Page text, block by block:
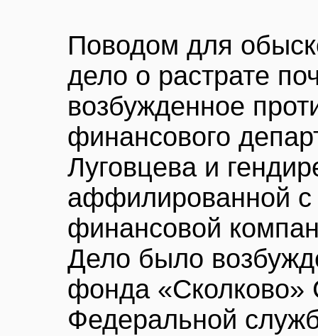
Поводом для
дело о растрате
возбужденное
финансового
Луговцева и
аффилированной
финансовой
Дело было
фонда «Сколково»
Федеральной